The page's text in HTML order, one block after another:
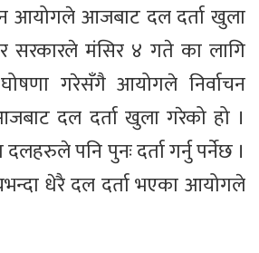
आयोगले आजबाट दल दर्ता खुला
सरकारले मंसिर ४ गते का लागि
घोषणा गरेसँगै आयोगले निर्वाचन
दल दर्ता खुला गरेको हो ।
पनि पुनः दर्ता गर्नु पर्नेछ ।
धेरै दल दर्ता भएका आयोगले